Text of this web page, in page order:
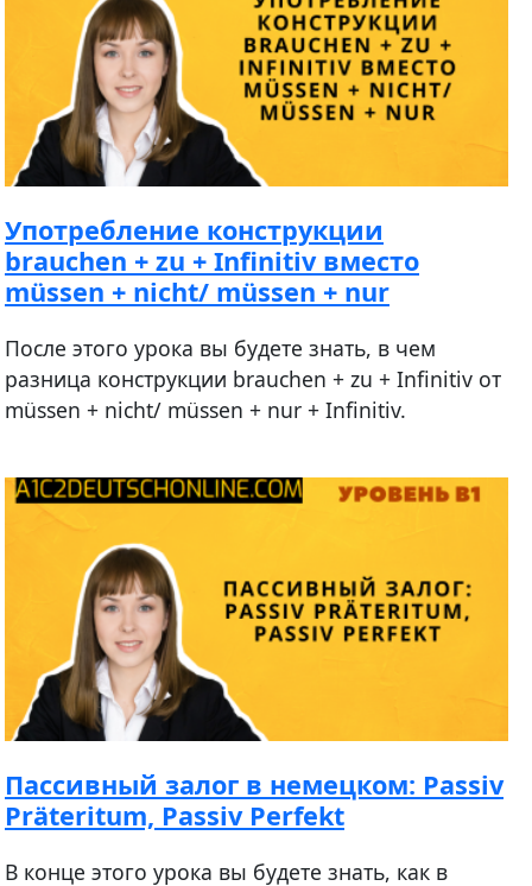
Употребление конструкции
brauchen + zu + Infinitiv вместо
müssen + nicht/ müssen + nur
После этого урока вы будете знать, в чем
разница конструкции brauchen + zu + Infinitiv от
müssen + nicht/ müssen + nur + Infinitiv.
Пассивный залог в немецком: Passiv
Präteritum, Passiv Perfekt
В конце этого урока вы будете знать, как в